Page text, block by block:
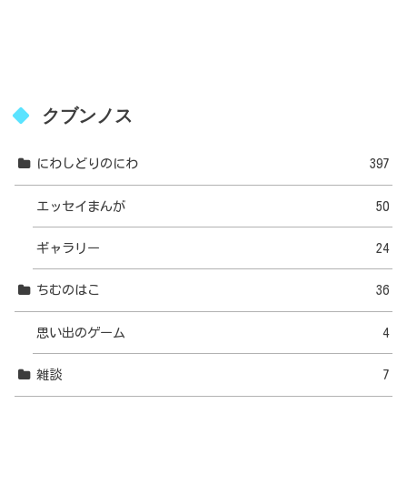
クブンノス
にわしどりのにわ 397
エッセイまんが 50
ギャラリー 24
ちむのはこ 36
思い出のゲーム 4
雑談 7